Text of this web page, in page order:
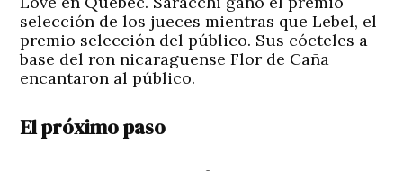
selección de los jueces mientras que Lebel, el
premio selección del público. Sus cócteles a
base del ron nicaraguense Flor de Caña
encantaron al público.
El próximo paso